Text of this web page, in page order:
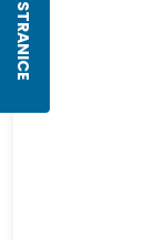
STRANICE